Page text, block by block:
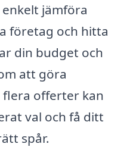
jämföra
företag och hitta
din budget och
att göra
flera offerter kan
val och få ditt
spår.